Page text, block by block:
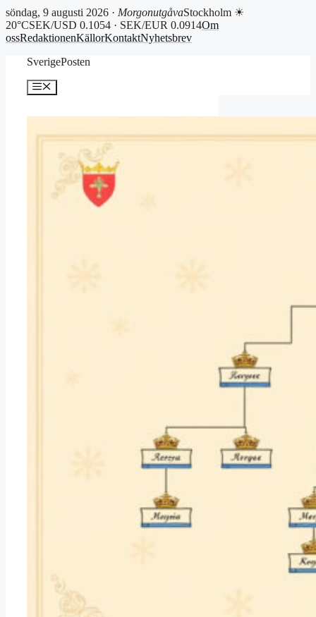
söndag, 9 augusti 2026 · MorgonutgåvaStockholm ☀
20°CSEK/USD 0.1054 · SEK/EUR 0.0914Om
ossRedaktionenKällorKontaktNyhetsbrev
SverigePosten
Meny